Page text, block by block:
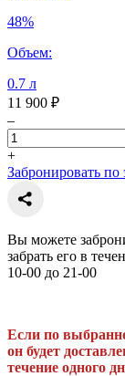
48%
Объем:
0.7 л
11 900 ₽
–
+
Забронировать по
Вы можете
забрать его в
10-00 до 21-00
Если по
он будет
течение одного